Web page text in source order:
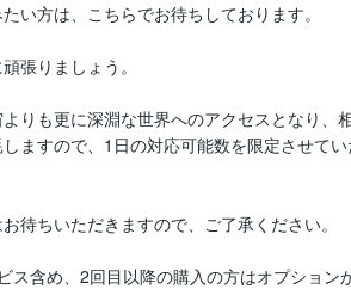
い方は、こちらでお待ちしております。
張りましょう。
りも更に深淵な世界へのアクセスとなり、
ますので、1日の対応可能数を限定させてい
待ちいただきますので、ご了承ください。
ス含め、2回目以降の購入の方はオプション